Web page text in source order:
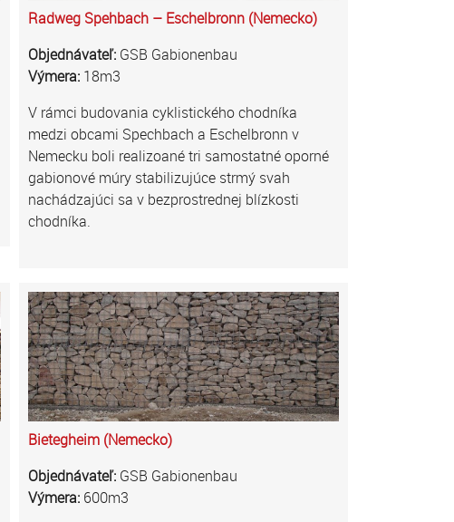
Radweg Spehbach – Eschelbronn (Nemecko)
Objednávateľ:GSB Gabionenbau
Výmera:18m3
V rámci budovania cyklistického chodníka
medzi obcami Spechbach a Eschelbronn v
Nemecku boli realizoané tri samostatné oporné
gabionové múry stabilizujúce strmý svah
nachádzajúci sa v bezprostrednej blízkosti
chodníka.
Bietegheim (Nemecko)
Objednávateľ:GSB Gabionenbau
Výmera:600m3